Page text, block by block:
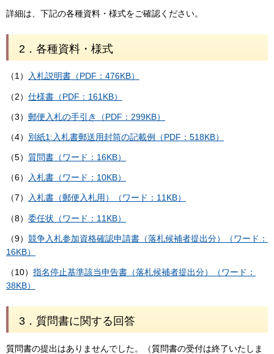
詳細は、下記の各種資料・様式をご確認ください。
2．各種資料・様式
（1） 入札説明書（PDF：476KB）
（2） 仕様書（PDF：161KB）
（3） 郵便入札の手引き（PDF：299KB）
（4） 別紙1:入札書郵送用封筒の記載例（PDF：518KB）
（5） 質問書（ワード：16KB）
（6） 入札書（ワード：10KB）
（7） 入札書（郵便入札用）（ワード：11KB）
（8） 委任状（ワード：11KB）
（9） 競争入札参加資格確認申請書（落札候補者提出分）（ワード：
16KB）
（10） 指名停止基準該当申告書（落札候補者提出分）（ワード：
38KB）
3．質問書に関する回答
質問書の提出はありませんでした。（質問書の受付は終了いたしま